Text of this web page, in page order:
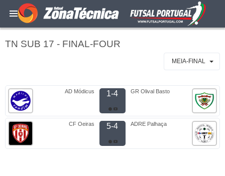
TN SUB 17 - FINAL-FOUR
MEIA-FINAL
AD Módicus 1-4 GR Olival Basto
CF Oeiras 5-4 ADRE Palhaça